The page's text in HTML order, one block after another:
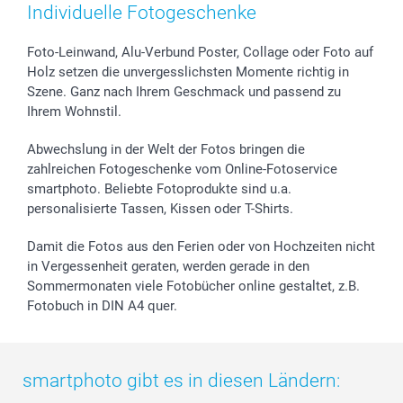
Zubehör & Material
Sticker & Etiketten
Geschenk-Gutscheine (PDF)
AGB
Presse
Partnerprogramme
Investor Relations
Widerrufsrecht
Muttertag
Kommunion & Konfirmation
Hochzeit
Geburtstag
Zu allen Anlässen
Preise und Versandkosten
48h Lieferung
Zahlungsmöglichkeiten
Anmelden /Registrieren
Status der Bestellung
smartfriends
smartgarantie
smartbonus
Individuelle Fotogeschenke
Foto-Leinwand, Alu-Verbund Poster, Collage oder Foto auf
Holz setzen die unvergesslichsten Momente richtig in
Szene. Ganz nach Ihrem Geschmack und passend zu
Ihrem Wohnstil.
Abwechslung in der Welt der Fotos bringen die
zahlreichen Fotogeschenke vom Online-Fotoservice
smartphoto. Beliebte Fotoprodukte sind u.a.
personalisierte Tassen, Kissen oder T-Shirts.
Damit die Fotos aus den Ferien oder von Hochzeiten nicht
in Vergessenheit geraten, werden gerade in den
Sommermonaten viele Fotobücher online gestaltet, z.B.
Fotobuch in DIN A4 quer.
smartphoto gibt es in diesen Ländern: